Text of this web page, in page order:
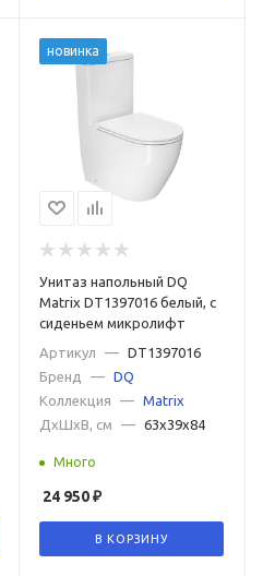
новинка
Унитаз напольный DQ
Matrix DT1397016 белый, с
сиденьем микролифт
Артикул
—
DT1397016
Бренд
—
DQ
Коллекция
—
Matrix
ДxШxВ, см
— 63x39x84
Много
24 950₽
В КОРЗИНУ